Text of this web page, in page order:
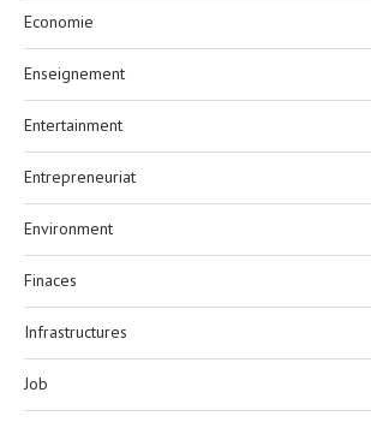
Economie
Enseignement
Entertainment
Entrepreneuriat
Environment
Finaces
Infrastructures
Job